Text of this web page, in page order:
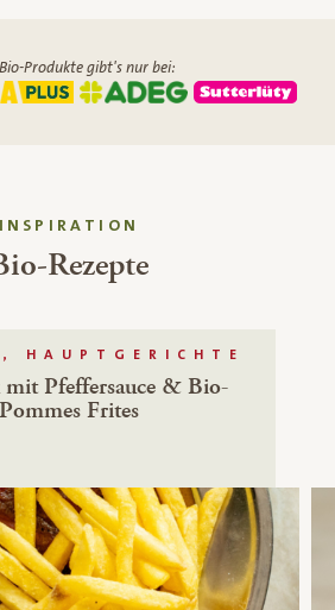
Produkte gibt's nur bei:
INSPIRATION
Rezepte
HAUPTGERICHTE
mit Pfeffersauce & Bio-
Pommes Frites